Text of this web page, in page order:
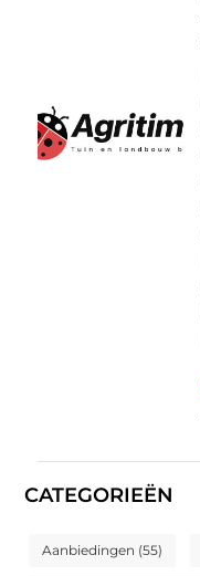
CATEGORIEËN
Aanbiedingen (55)